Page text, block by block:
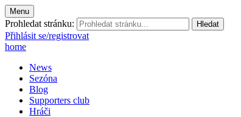
Menu
Prohledat stránku:
Přihlásit se/registrovat
home
News
Sezóna
Blog
Supporters club
Hráči